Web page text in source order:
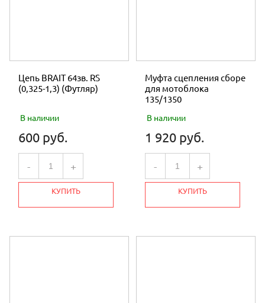
Цепь BRAIT 64зв. RS
(0,325-1,3) (Футляр)
В наличии
600 руб.
- +
КУПИТЬ
Муфта сцепления сборе
для мотоблока
135/1350
В наличии
1 920 руб.
- +
КУПИТЬ